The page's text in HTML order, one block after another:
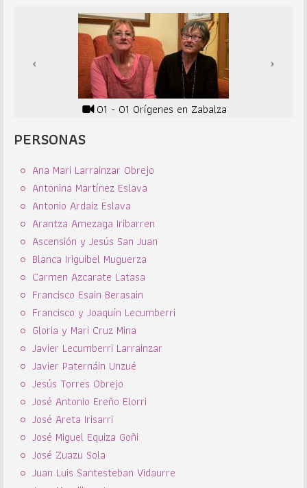
01 - 01 Orígenes en Zabalza
PERSONAS
Ana Mari Larrainzar Obrejo
Antonina Martínez Eslava
Antonio Ardaiz Eslava
Arantza Amezaga Iribarren
Ascensión y Jesús San Juan
Blanca Iriguibel Muguerza
Carmen Azcarate Latasa
Francisco Esain Berasain
Francisco y Joaquín Lecumberri
Gloria y Mari Cruz Mina
Javier Lecumberri Larrainzar
Javier Paternáin Unzué
Jesús Torres Obrejo
José Antonio Ereño Elorri
José Areta Irisarri
José Miguel Equiza Goñi
José Zuazu Sola
Juan Luis Santesteban Vidaurre